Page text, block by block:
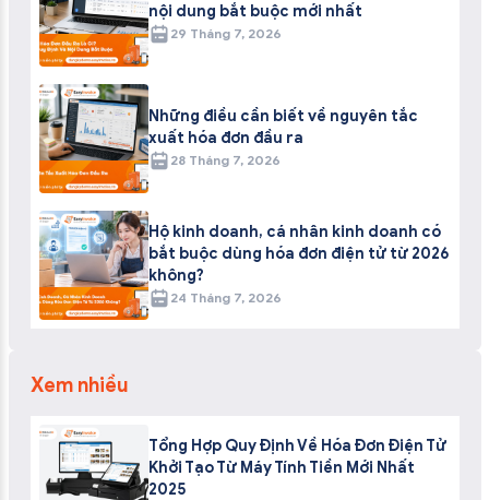
nội dung bắt buộc mới nhất
29 Tháng 7, 2026
Những điều cần biết về nguyên tắc
xuất hóa đơn đầu ra
28 Tháng 7, 2026
Hộ kinh doanh, cá nhân kinh doanh có
bắt buộc dùng hóa đơn điện tử từ 2026
không?
24 Tháng 7, 2026
Xem nhiều
Tổng Hợp Quy Định Về Hóa Đơn Điện Tử
Khởi Tạo Từ Máy Tính Tiền Mới Nhất
2025